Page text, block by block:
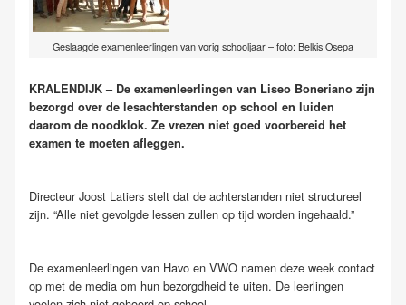
Geslaagde examenleerlingen van vorig schooljaar – foto: Belkis Osepa
KRALENDIJK – De examenleerlingen van Liseo Boneriano zijn
bezorgd over de lesachterstanden op school en luiden
daarom de noodklok. Ze vrezen niet goed voorbereid het
examen te moeten afleggen.
Directeur Joost Latiers stelt dat de achterstanden niet structureel
zijn. “Alle niet gevolgde lessen zullen op tijd worden ingehaald.”
De examenleerlingen van Havo en VWO namen deze week contact
op met de media om hun bezorgdheid te uiten. De leerlingen